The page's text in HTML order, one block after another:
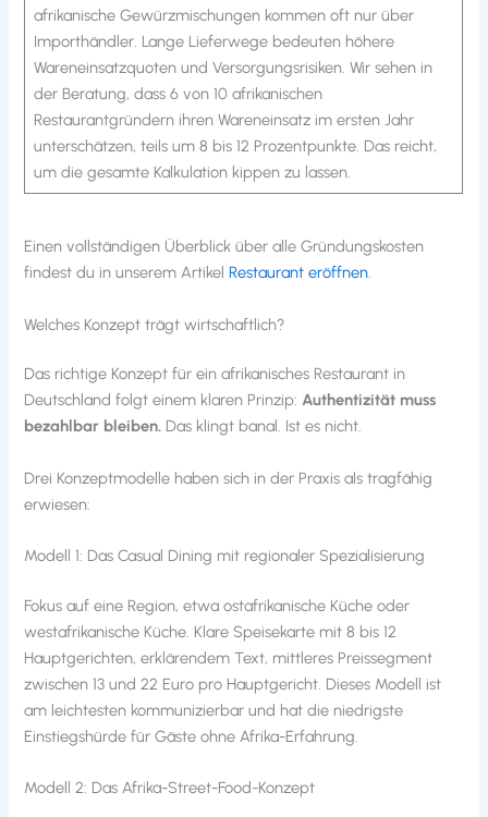
afrikanische Gewürzmischungen kommen oft nur über
Importhändler. Lange Lieferwege bedeuten höhere
Wareneinsatzquoten und Versorgungsrisiken. Wir sehen in
der Beratung, dass 6 von 10 afrikanischen
Restaurantgründern ihren Wareneinsatz im ersten Jahr
unterschätzen, teils um 8 bis 12 Prozentpunkte. Das reicht,
um die gesamte Kalkulation kippen zu lassen.
Einen vollständigen Überblick über alle Gründungskosten
findest du in unserem ArtikelRestaurant eröffnen.
Welches Konzept trägt wirtschaftlich?
Das richtige Konzept für ein afrikanisches Restaurant in
Deutschland folgt einem klaren Prinzip:Authentizität muss
bezahlbar bleiben. Das klingt banal. Ist es nicht.
Drei Konzeptmodelle haben sich in der Praxis als tragfähig
erwiesen:
Modell 1: Das Casual Dining mit regionaler Spezialisierung
Fokus auf eine Region, etwa ostafrikanische Küche oder
westafrikanische Küche. Klare Speisekarte mit 8 bis 12
Hauptgerichten, erklärendem Text, mittleres Preissegment
zwischen 13 und 22 Euro pro Hauptgericht. Dieses Modell ist
am leichtesten kommunizierbar und hat die niedrigste
Einstiegshürde für Gäste ohne Afrika-Erfahrung.
Modell 2: Das Afrika-Street-Food-Konzept